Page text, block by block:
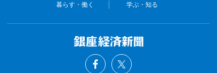
暮らす・働く 学ぶ・知る